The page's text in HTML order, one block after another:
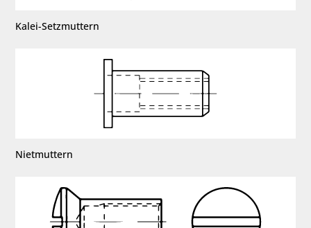
Kalei-Setzmuttern
Nietmuttern